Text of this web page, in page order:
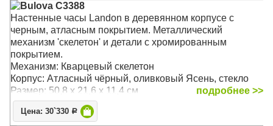
Bulova C3388
Настенные часы Landon в деревянном корпусе с
черным, атласным покрытием. Металлический
механизм 'скелетон' и детали с хромированным
покрытием.
Механизм: Кварцевый скелетон
Корпус: Атласный чёрный, оливковый Ясень, стекло
Размер: 50,8 x 21,6 x 11,4 см
подробнее >>
Цена: 30`330 Р